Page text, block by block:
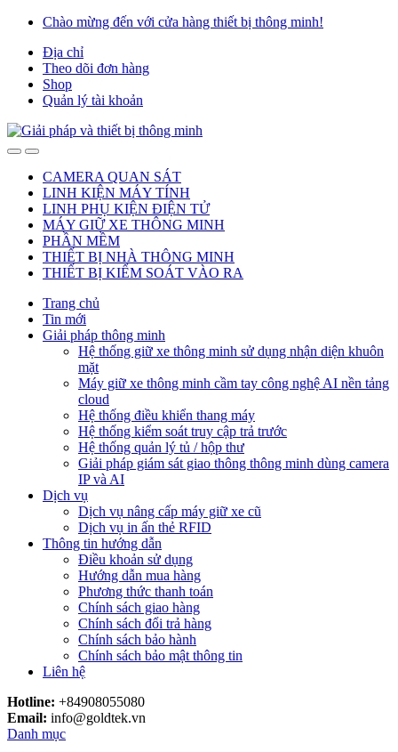
Skip
navigation
Skip
content
Chào mừng đến với cửa hàng thiết bị thông minh!
Địa chỉ
Theo dõi đơn hàng
Shop
Quản lý tài khoản
OpenClose
CAMERA QUAN SÁT
LINH KIỆN MÁY TÍNH
LINH PHỤ KIỆN ĐIỆN TỬ
MÁY GIỮ XE THÔNG MINH
PHẦN MỀM
THIẾT BỊ NHÀ THÔNG MINH
THIẾT BỊ KIỂM SOÁT VÀO RA
Trang chủ
Tin mới
Giải pháp thông minh
Hệ thống giữ xe thông minh sử dụng nhận diện khuôn
mặt
Máy giữ xe thông minh cầm tay công nghệ AI nền tảng
cloud
Hệ thống điều khiển thang máy
Hệ thống kiểm soát truy cập trả trước
Hệ thống quản lý tủ / hộp thư
Giải pháp giám sát giao thông thông minh dùng camera
IP và AI
Dịch vụ
Dịch vụ nâng cấp máy giữ xe cũ
Dịch vụ in ấn thẻ RFID
Thông tin hướng dẫn
Điều khoản sử dụng
Hướng dẫn mua hàng
Phương thức thanh toán
Chính sách giao hàng
Chính sách đổi trả hàng
Chính sách bảo hành
Chính sách bảo mật thông tin
Liên hệ
Hotline: +84908055080
Email: info@goldtek.vn
Danh mục